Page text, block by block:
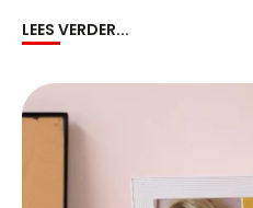
LEES VERDER...